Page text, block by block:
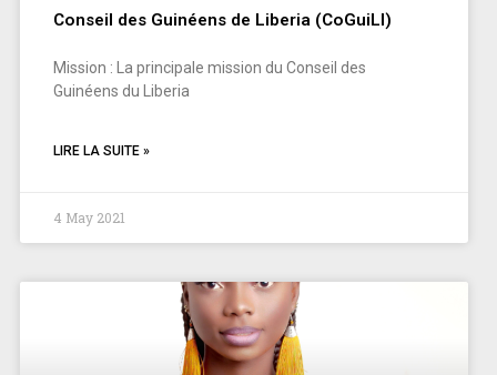
Conseil des Guinéens de Liberia (CoGuiLI)
Mission : La principale mission du Conseil des
Guinéens du Liberia
LIRE LA SUITE »
4 May 2021